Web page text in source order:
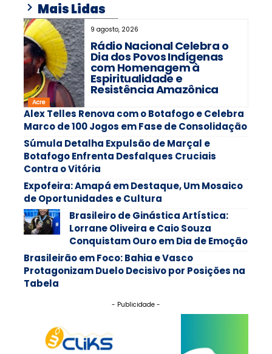
Mais Lidas
9 agosto, 2026
Rádio Nacional Celebra o
Dia dos Povos Indígenas
com Homenagem à
Espiritualidade e
Resistência Amazônica
Acre
Alex Telles Renova com o Botafogo e Celebra
Marco de 100 Jogos em Fase de Consolidação
Súmula Detalha Expulsão de Marçal e
Botafogo Enfrenta Desfalques Cruciais
Contra o Vitória
Expofeira: Amapá em Destaque, Um Mosaico
de Oportunidades e Cultura
Brasileiro de Ginástica Artística:
Lorrane Oliveira e Caio Souza
Conquistam Ouro em Dia de Emoção
Brasileirão em Foco: Bahia e Vasco
Protagonizam Duelo Decisivo por Posições na
Tabela
- Publicidade -